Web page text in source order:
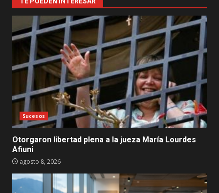
Sucesos
Otorgaron libertad plena a la jueza María Lourdes
Afiuni
agosto 8, 2026